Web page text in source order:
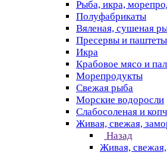
Рыба, икра,
Полуфабрикаты
Вяленая, сушеная
Пресервы и паштеты
Икра
Крабовое мясо и
Морепродукты
Свежая рыба
Морские водоросли
Слабосоленая и
Живая, свежая,
Назад
Живая,